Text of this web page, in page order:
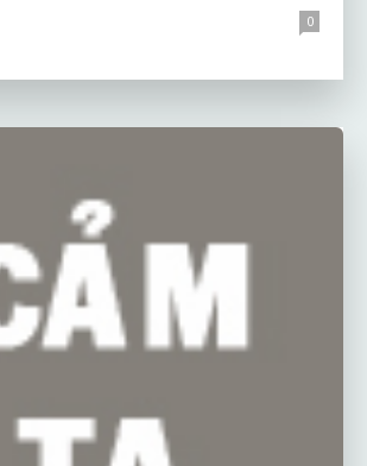
0